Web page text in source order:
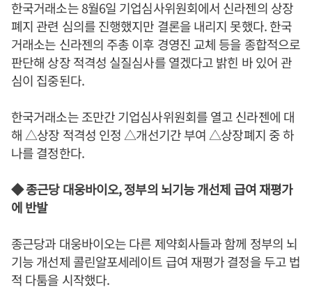
한국거래소는 8월6일 기업심사위원회에서 신라젠의 상장
폐지 관련 심의를 진행했지만 결론을 내리지 못했다. 한국
거래소는 신라젠의 주총 이후 경영진 교체 등을 종합적으로
판단해 상장 적격성 실질심사를 열겠다고 밝힌 바 있어 관
심이 집중된다.
한국거래소는 조만간 기업심사위원회를 열고 신라젠에 대
해 △상장 적격성 인정 △개선기간 부여 △상장폐지 중 하
나를 결정한다.
◆ 종근당 대웅바이오, 정부의 뇌기능 개선제 급여 재평가
에 반발
종근당과 대웅바이오는 다른 제약회사들과 함께 정부의 뇌
기능 개선제 콜린알포세레이트 급여 재평가 결정을 두고 법
적 다툼을 시작했다.